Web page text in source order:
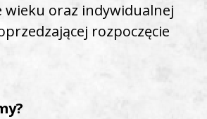
wieku oraz indywidualnej
rozpoczęcie